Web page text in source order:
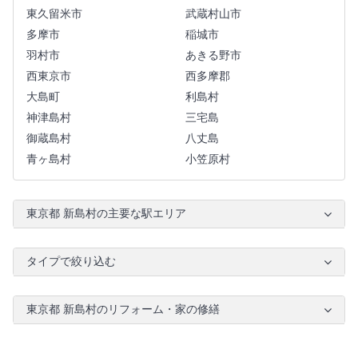
東久留米市
武蔵村山市
多摩市
稲城市
羽村市
あきる野市
西東京市
西多摩郡
大島町
利島村
神津島村
三宅島
御蔵島村
八丈島
青ヶ島村
小笠原村
東京都 新島村の主要な駅エリア
タイプで絞り込む
東京都 新島村のリフォーム・家の修繕